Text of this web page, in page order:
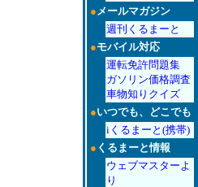
●メールマガジン
週刊くるまーと
●モバイル対応
運転免許問題集
ガソリン価格調査
車物知りクイズ
●いつでも、どこでも
iくるまーと(携帯)
● くるまーと情報
ウェブマスターよ
り